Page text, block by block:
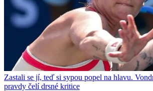
Zastali se jí, teď si sypou popel na hlavu.
pravdy čelí drsné kritice